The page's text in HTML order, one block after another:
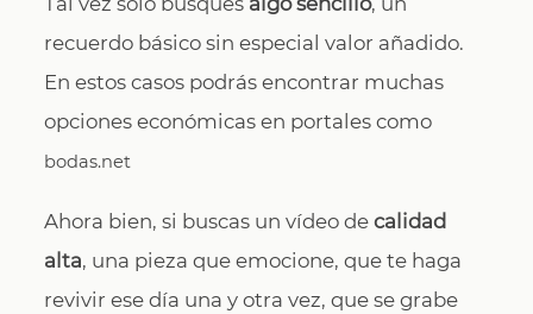
recuerdo básico sin especial valor añadido.
En estos casos podrás encontrar muchas
opciones económicas en portales como
bodas.net
Ahora bien, si buscas un vídeo decalidad
alta, una pieza que emocione, que te haga
revivir ese día una y otra vez, que se grabe